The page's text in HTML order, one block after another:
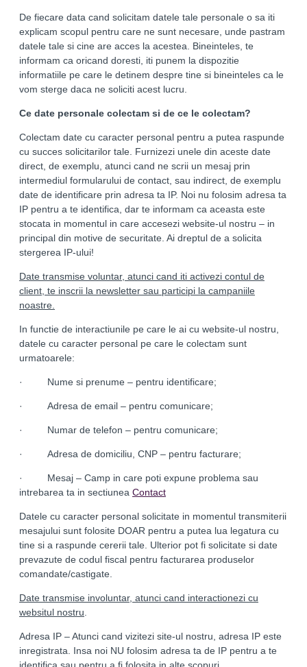
De fiecare data cand solicitam datele tale personale o sa iti
explicam scopul pentru care ne sunt necesare, unde pastram
datele tale si cine are acces la acestea. Bineinteles, te
informam ca oricand doresti, iti punem la dispozitie
informatiile pe care le detinem despre tine si bineinteles ca le
vom sterge daca ne soliciti acest lucru.
Ce date personale colectam si de ce le colectam?
Colectam date cu caracter personal pentru a putea raspunde
cu succes solicitarilor tale. Furnizezi unele din aceste date
direct, de exemplu, atunci cand ne scrii un mesaj prin
intermediul formularului de contact, sau indirect, de exemplu
date de identificare prin adresa ta IP. Noi nu folosim adresa ta
IP pentru a te identifica, dar te informam ca aceasta este
stocata in momentul in care accesezi website-ul nostru – in
principal din motive de securitate. Ai dreptul de a solicita
stergerea IP-ului!
Date transmise voluntar, atunci cand iti activezi contul de
client, te inscrii la newsletter sau participi la campaniile
noastre.
In functie de interactiunile pe care le ai cu website-ul nostru,
datele cu caracter personal pe care le colectam sunt
urmatoarele:
· Nume si prenume – pentru identificare;
· Adresa de email – pentru comunicare;
· Numar de telefon – pentru comunicare;
· Adresa de domiciliu, CNP – pentru facturare;
· Mesaj – Camp in care poti expune problema sau
intrebarea ta in sectiunea Contact
Datele cu caracter personal solicitate in momentul transmiterii
mesajului sunt folosite DOAR pentru a putea lua legatura cu
tine si a raspunde cererii tale. Ulterior pot fi solicitate si date
prevazute de codul fiscal pentru facturarea produselor
comandate/castigate.
Date transmise involuntar, atunci cand interactionezi cu
websitul nostru
Adresa IP – Atunci cand vizitezi site-ul nostru, adresa IP este
inregistrata. Insa noi NU folosim adresa ta de IP pentru a te